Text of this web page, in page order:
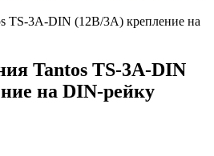
TS-3A-DIN (12В/3А) крепление на
Tantos TS-3A-DIN
на DIN-рейку